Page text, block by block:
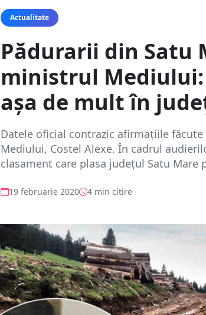
Actualitate
Pădurarii din Satu
ministrul Mediului:
așa de mult în
Datele oficial contrazic afirmațiile
Mediului, Costel Alexe. În cadrul
clasament care plasa județul Satu Mare
19 februarie 2020 4 min citire